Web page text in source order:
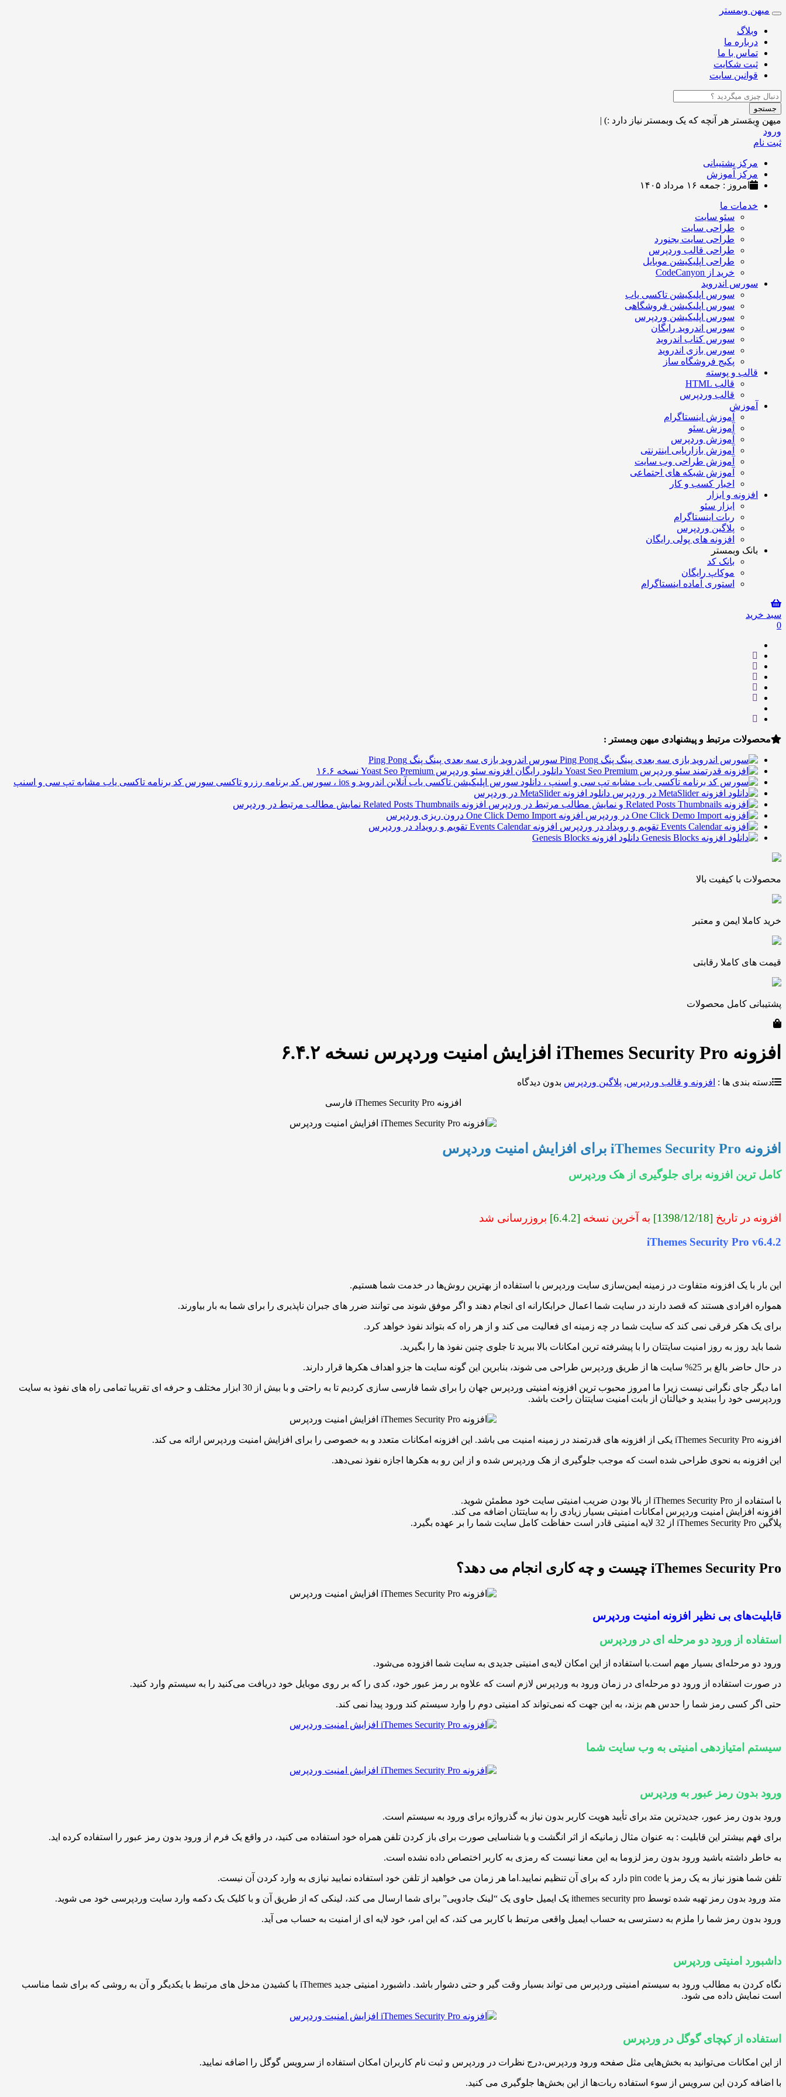
Toggle
navigation
میهن وبمستر
وبلاگ
درباره ما
تماس با ما
ثبت شکایت
قوانین سایت
جستجو
میهن وِبمَستر هر آنچه که یک وبمستر نیاز دارد :) |
ورود
ثبت نام
مرکز پشتیبانی
مرکز آموزش
امروز : جمعه ۱۶ مرداد ۱۴۰۵
خدمات ما
سئو سایت
طراحی سایت
طراحی سایت بجنورد
طراحی قالب وردپرس
طراحی اپلیکیشن موبایل
خرید از CodeCanyon
سورس اندروید
سورس اپلیکیشن تاکسی یاب
سورس اپلیکیشن فروشگاهی
سورس اپلیکیشن وردپرس
سورس اندروید رایگان
سورس کتاب اندروید
سورس بازی اندروید
پکیج فروشگاه ساز
قالب و پوسته
قالب HTML
قالب وردپرس
آموزش
آموزش اینستاگرام
آموزش سئو
آموزش وردپرس
آموزش بازاریابی اینترنتی
آموزش طراحی وب سایت
آموزش شبکه های اجتماعی
اخبار کسب و کار
افزونه و ابزار
ابزار سئو
ربات اینستاگرام
پلاگین وردپرس
افزونه های پولی رایگان
بانک وبمستر
بانک کد
موکاپ رایگان
استوری آماده اینستاگرام
سبد خرید
0
محصولات مرتبط و پیشنهادی میهن وبمستر :
سورس اندروید بازی سه بعدی پینگ پنگ Ping Pong
دانلود رایگان افزونه سئو وردپرس Yoast Seo Premium نسخه ۱۶.۶
سورس کد برنامه تاکسی یاب مشابه تپ سی و اسنپ
دانلود افزونه MetaSlider در وردپرس
افزونه Related Posts Thumbnails نمایش مطالب مرتبط در وردپرس
افزونه One Click Demo Import درون ریزی وردپرس
افزونه Events Calendar تقویم و رویداد در وردپرس
دانلود افزونه Genesis Blocks
محصولات با کیفیت بالا
خرید کاملا ایمن و معتبر
قیمت های کاملا رقابتی
پشتیبانی کامل محصولات
افزونه iThemes Security Pro افزایش امنیت وردپرس نسخه ۶.۴.۲
دسته بندی ها : افزونه و قالب وردپرس, پلاگین وردپرس بدون دیدگاه
افزونه iThemes Security Pro فارسی
افزونه iThemes Security Pro برای افزایش امنیت وردپرس
کامل ترین افزونه برای جلوگیری از هک وردپرس
افزونه در تاریخ [1398/12/18] به آخرین نسخه [6.4.2]
بروزرسانی شد
iThemes Security Pro v6.4.2
این بار با یک افزونه متفاوت در زمینه ایمن‌سازی سایت وردپرس با استفاده از بهترین روش‌ها در خدمت شما هستیم.
همواره افرادی هستند که قصد دارند در سایت شما اعمال خرابکارانه ای انجام دهند و اگر موفق شوند می توانند ضرر های جبران ناپذیری را برای شما به بار بیاورند.
برای یک هکر فرقی نمی کند که سایت شما در چه زمینه ای فعالیت می کند و از هر راه که بتواند نفوذ خواهد کرد.
شما باید روز به روز امنیت سایتتان را با پیشرفته ترین امکانات بالا ببرید تا جلوی چنین نفوذ ها را بگیرید.
در حال حاضر بالغ بر 25% سایت ها از طریق وردپرس طراحی می شوند، بنابرین این گونه سایت ها جزو اهداف هکرها قرار دارند.
اما دیگر جای نگرانی نیست زیرا ما امروز محبوب ترین افزونه امنیتی وردپرس جهان را برای شما فارسی سازی کردیم تا به راحتی و با بیش از 30 ابزار مختلف و حرفه ای تقریبا تمامی راه های نفوذ به سایت
وردپرسی خود را ببندید و خیالتان از بابت امنیت سایتتان راحت باشد.
افزونه iThemes Security Pro یکی از افزونه های قدرتمند در زمینه امنیت می باشد. این افزونه امکانات متعدد و به خصوصی را برای افزایش امنیت وردپرس ارائه می کند.
این افزونه به نحوی طراحی شده است که موجب جلوگیری از هک وردپرس شده و از این رو به هکرها اجازه نفوذ نمی‌دهد.
با استفاده از iThemes Security Pro از بالا بودن ضریب امنیتی سایت خود مطمئن شوید.
افزونه افزایش امنیت وردپرس امکانات امنیتی بسیار زیادی را به سایتتان اضافه می کند.
پلاگین iThemes Security Pro از 32 لایه امنیتی قادر است حفاظت کامل سایت شما را بر عهده بگیرد.
iThemes Security Pro چیست و چه کاری انجام می دهد؟
قابلیت‌های بی نظیر افزونه امنیت وردپرس
استفاده از ورود دو مرحله ای در وردپرس
ورود دو مرحله‌ای بسیار مهم است.با استفاده از این امکان لایه‌ی امنیتی جدیدی به سایت شما افزوده می‌شود.
در صورت استفاده از ورود دو مرحله‌ای در زمان ورود به وردپرس لازم است که علاوه بر رمز عبور خود، کدی را که بر روی موبایل خود دریافت می‌کنید را به سیستم وارد کنید.
حتی اگر کسی رمز شما را حدس هم بزند، به این جهت که نمی‌تواند کد امنیتی دوم را وارد سیستم کند ورود پیدا نمی کند.
سیستم امتیازدهی امنیتی به وب سایت شما
ورود بدون رمز عبور به وردپرس
ورود بدون رمز عبور، جدیدترین متد برای تأیید هویت کاربر بدون نیاز به گذرواژه برای ورود به سیستم است.
برای فهم بیشتر این قابلیت : به عنوان مثال زمانیکه از اثر انگشت و یا شناسایی صورت برای باز کردن تلفن همراه خود استفاده می کنید، در واقع یک فرم از ورود بدون رمز عبور را استفاده کرده اید.
به خاطر داشته باشید ورود بدون رمز لزوما به این معنا نیست که رمزی به کاربر اختصاص داده نشده است.
تلفن شما هنوز نیاز به یک رمز یا pin code دارد که برای آن تنظیم نمایید.اما هر زمان می خواهید از تلفن خود استفاده نمایید نیازی به وارد کردن آن نیست.
متد ورود بدون رمز تهیه شده توسط ithemes security pro یک ایمیل حاوی یک “لینک جادویی” برای شما ارسال می کند، لینکی که از طریق آن و با کلیک یک دکمه وارد سایت وردپرسی خود می شوید.
ورود بدون رمز شما را ملزم به دسترسی به حساب ایمیل واقعی مرتبط با کاربر می کند، که این امر، خود لایه ای از امنیت به حساب می آید.
داشبورد امنیتی وردپرس
نگاه کردن به مطالب ورود به سیستم امنیتی وردپرس می تواند بسیار وقت گیر و حتی دشوار باشد. داشبورد امنیتی جدید iThemes با کشیدن مدخل های مرتبط با یکدیگر و آن به روشی که برای شما مناسب
است نمایش داده می شود.
استفاده از کپچای گوگل در وردپرس
از این امکانات می‌توانید به بخش‌هایی مثل صفحه ورود وردپرس،درج نظرات در وردپرس و ثبت نام کاربران امکان استفاده از سرویس گوگل را اضافه نمایید.
با اضافه کردن این سرویس از سوء استفاده ربات‌ها از این بخش‌ها جلوگیری می کنید.